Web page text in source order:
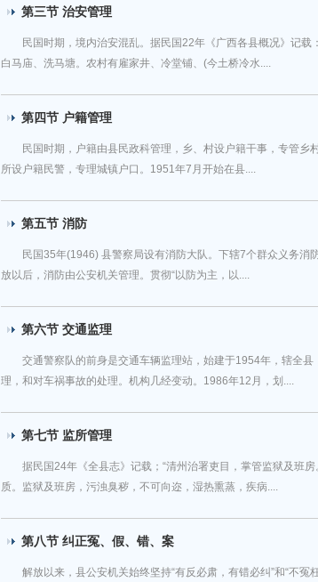
第三节 治安管理
民国时期，境内治安混乱。据民国22年《广西各县概况》记载
白马庙、洗马塘。农村有雇家井、冷堂铺、(今土桥冷水....
第四节 户籍管理
民国时期，户籍由县民政科管理，乡、村设户籍干事，专管乡
所设户籍民警，专理城镇户口。1951年7月开始在县....
第五节 消防
民国35年(1946) 县警察局设有消防大队。下辖7个群众义务消
放以后，消防由公安机关管理。贯彻“以防为主，以....
第六节 交通监理
交通警察队的前身是交通车辆监理站，始建于1954年，辖全
理，和对车祸事故的处理。机构几经变动。1986年12月，划....
第七节 监所管理
据民国24年《全县志》记载；“清州治署吏目，掌管监狱及班
质。监狱及班房，污浊臭秽，不可向迩，湿热熏蒸，疾病....
第八节 纠正冤、假、错、案
解放以来，县公安机关始终坚持“有反必肃，有错必纠”和“不